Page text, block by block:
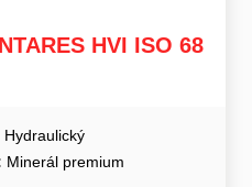
HVI ISO 68
Hydraulický
Minerál premium